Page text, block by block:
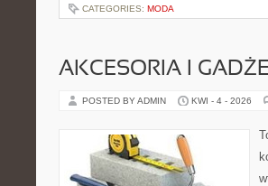
CATEGORIES: MODA
AKCESORIA I
POSTED BY ADMIN KWI - 4 - 2026